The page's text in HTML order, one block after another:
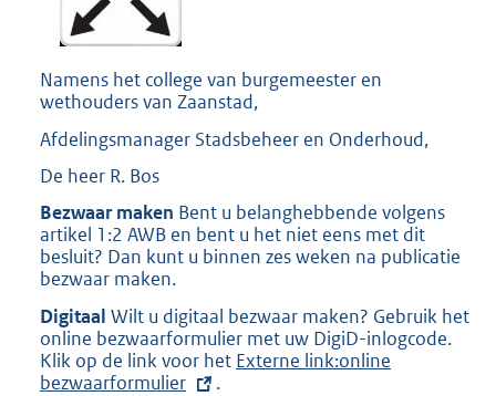
Namens het college van burgemeester en
wethouders van Zaanstad,
Afdelingsmanager Stadsbeheer en Onderhoud,
De heer R. Bos
Bezwaar maken Bent u belanghebbende volgens
artikel 1:2 AWB en bent u het niet eens met dit
besluit? Dan kunt u binnen zes weken na publicatie
bezwaar maken.
Digitaal Wilt u digitaal bezwaar maken? Gebruik het
online bezwaarformulier met uw DigiD-inlogcode.
Klik op de link voor het E
Externe link:online
bezwaarformulier
.